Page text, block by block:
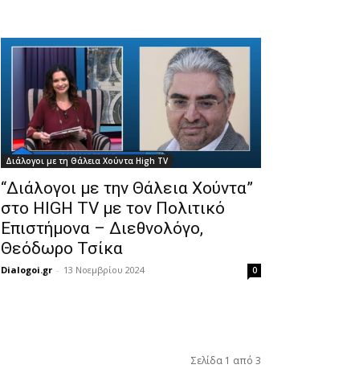
Διάλογοι με τη Θάλεια Χούντα High TV
“Διάλογοι με την Θάλεια Χούντα”
στο HIGH TV με τον Πολιτικό
Επιστήμονα – Διεθνολόγο,
Θεόδωρο Τσίκα
Dialogoi.gr - 13 Νοεμβρίου 2024 0
Σελίδα 1 από 3